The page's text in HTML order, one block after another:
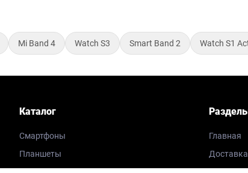
Mi Band 4 Watch S3 Smart Band 2 Watch S1
Каталог
Смартфоны
Планшеты
Главная
Доставка